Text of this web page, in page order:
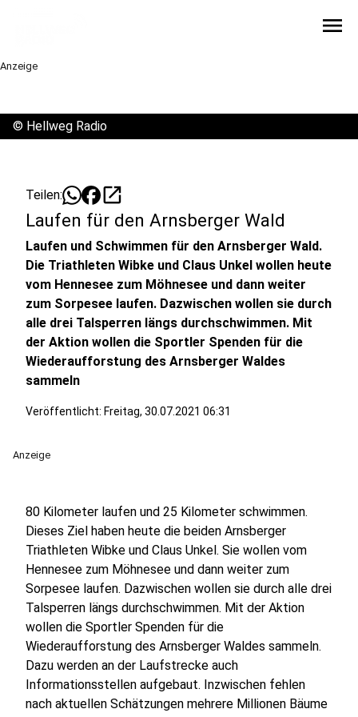
menu
Anzeige
© Hellweg Radio
Teilen: open_in_new
Laufen für den Arnsberger Wald
Laufen und Schwimmen für den Arnsberger Wald.
Die Triathleten Wibke und Claus Unkel wollen heute
vom Hennesee zum Möhnesee und dann weiter
zum Sorpesee laufen. Dazwischen wollen sie durch
alle drei Talsperren längs durchschwimmen. Mit
der Aktion wollen die Sportler Spenden für die
Wiederaufforstung des Arnsberger Waldes
sammeln
Veröffentlicht: Freitag, 30.07.2021 06:31
Anzeige
80 Kilometer laufen und 25 Kilometer schwimmen.
Dieses Ziel haben heute die beiden Arnsberger
Triathleten Wibke und Claus Unkel. Sie wollen vom
Hennesee zum Möhnesee und dann weiter zum
Sorpesee laufen. Dazwischen wollen sie durch alle drei
Talsperren längs durchschwimmen. Mit der Aktion
wollen die Sportler Spenden für die
Wiederaufforstung des Arnsberger Waldes sammeln.
Dazu werden an der Laufstrecke auch
Informationsstellen aufgebaut. Inzwischen fehlen
nach aktuellen Schätzungen mehrere Millionen Bäume